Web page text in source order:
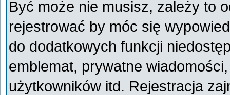
Być może nie musisz, zależy to
rejestrować by móc się
do dodatkowych funkcji
emblemat, prywatne
użytkowników itd. Rejestracja